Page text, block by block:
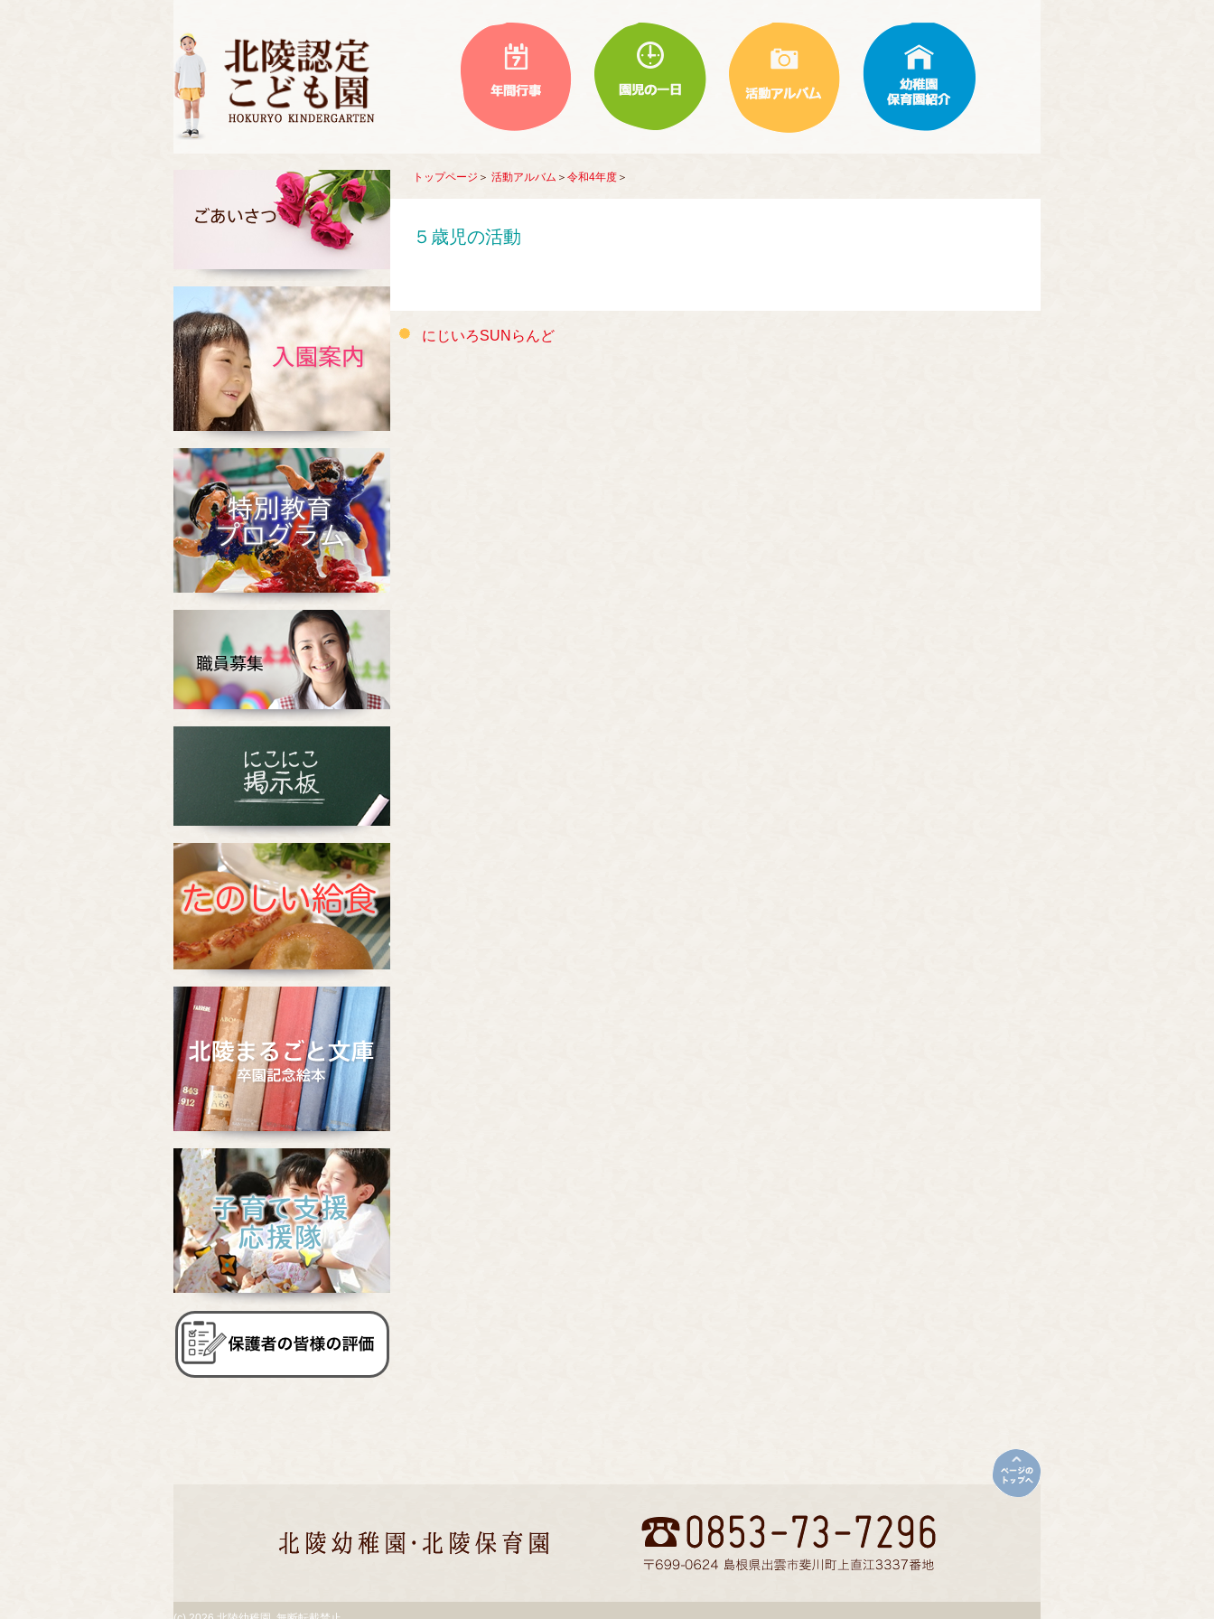
トップページ ＞ 活動アルバム ＞ 令和4年度 ＞
５歳児の活動
にじいろSUNらんど